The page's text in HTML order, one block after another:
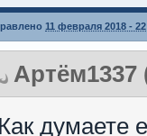
11 февраля 2018 -
Артём1337
Как думаете